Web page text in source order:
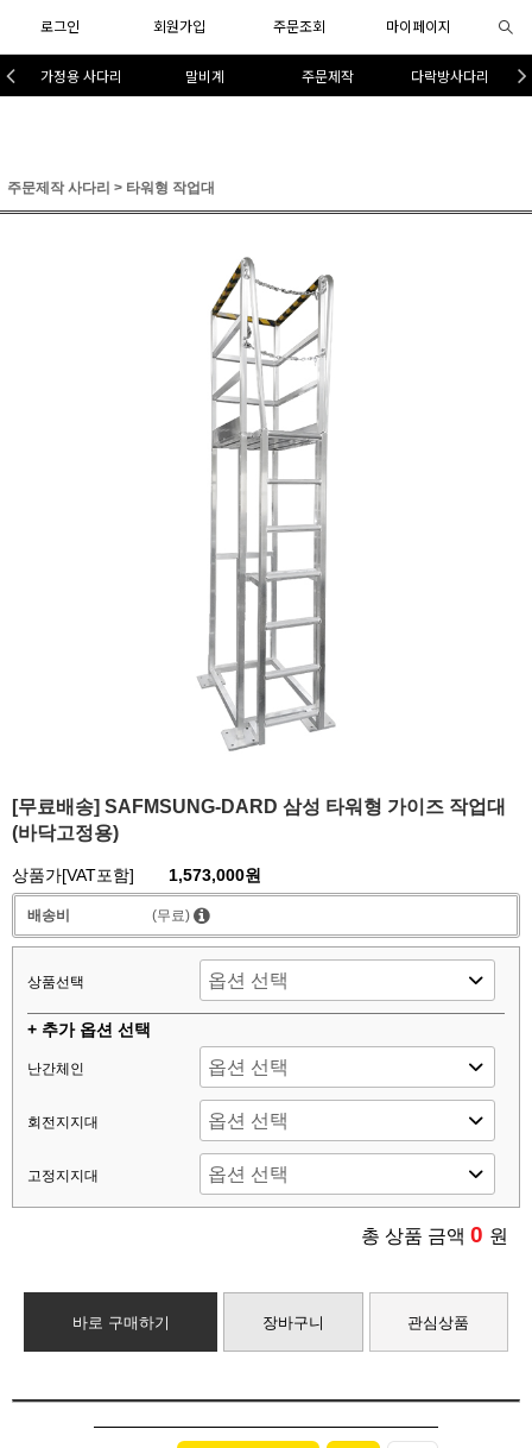
로그인 회원가입 주문조회 마이페이지
가정용 사다리 말비계 주문제작 다락방사다리
주문제작 사다리 > 타워형 작업대
[무료배송] SAFMSUNG-DARD 삼성 타워형 가이즈 작업대
(바닥고정용)
상품가[VAT포함] 1,573,000원
배송비 (무료)
상품선택
+ 추가 옵션 선택
난간체인
회전지지대
고정지지대
총 상품 금액 0 원
바로 구매하기 장바구니 관심상품